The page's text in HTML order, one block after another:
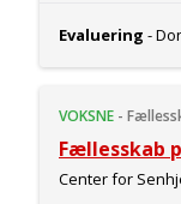
Evaluering -
VOKSNE -
Fællesskab
Center for